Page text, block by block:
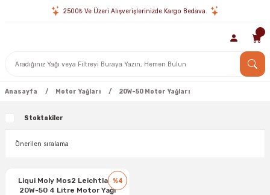
2500₺ Ve Üzeri Alışverişlerinizde Kargo Bedava.
Anasayfa Motor Yağları 20W-50 Motor Yağları
Stoktakiler
%4
Liqui Moly Mos2 Leichtlauf
20W-50 4 Litre Motor Yağı